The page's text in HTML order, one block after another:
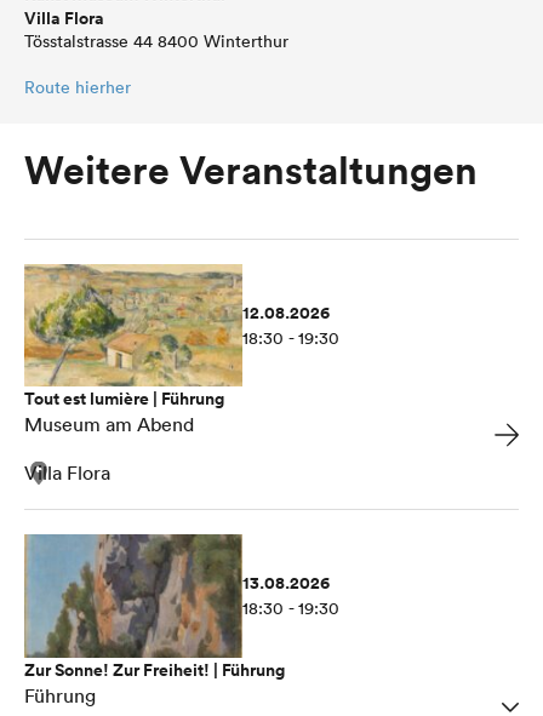
Villa Flora
Tösstalstrasse 44 8400 Winterthur
Route hierher
Weitere Veranstaltungen
12.08.2026
18:30 - 19:30
Tout est lumière | Führung
Museum am Abend
Villa Flora
13.08.2026
18:30 - 19:30
Zur Sonne! Zur Freiheit! | Führung
Führung